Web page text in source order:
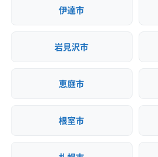
伊達市
岩見沢市
恵庭市
根室市